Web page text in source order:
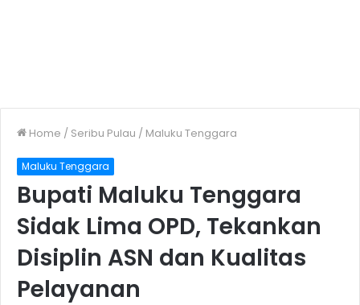
Home / Seribu Pulau / Maluku Tenggara
Maluku Tenggara
Bupati Maluku Tenggara
Sidak Lima OPD, Tekankan
Disiplin ASN dan Kualitas
Pelayanan